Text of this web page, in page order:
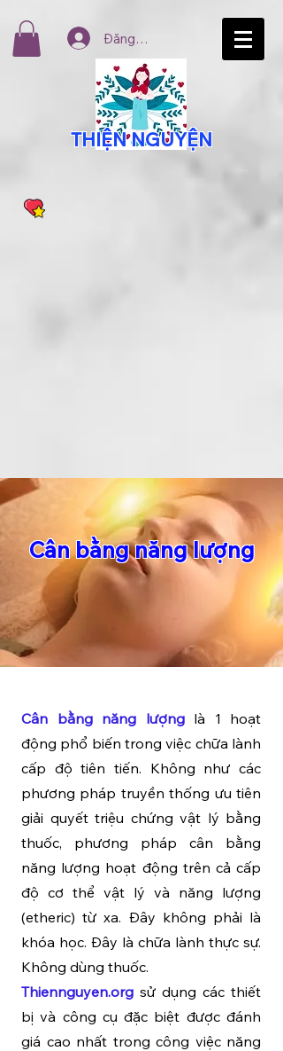
THIỆN NGUYỆN
Đăng nhập
Cân bằng năng lượng
Cân bằng năng lượng là 1 hoạt
động phổ biến trong việc chữa lành
cấp độ tiên tiến. Không như các
phương pháp truyền thống ưu tiên
giải quyết triệu chứng vật lý bằng
thuốc, phương pháp cân bằng
năng lượng hoạt động trên cả cấp
độ cơ thể vật lý và năng lượng
(etheric) từ xa. Đây không phải là
khóa học. Đây là chữa lành thực sự.
Không dùng thuốc.
Thiennguyen.org sử dụng các thiết
bị và công cụ đặc biệt được đánh
giá cao nhất trong công việc năng